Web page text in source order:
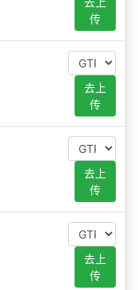
传
去上
传
去上
传
去上
传